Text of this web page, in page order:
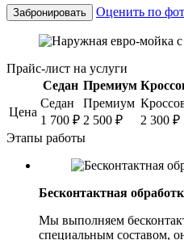
Забронировать Оценить по
Прайс-лист на услуги
Седан Премиум
Цена
Седан
1 700 ₽
Премиум
2 500 ₽
2 300 ₽
Этапы работы
Бесконтактная
Мы выполняем
специальным составом,